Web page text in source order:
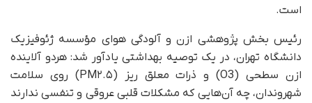
است.
رئیس بخش پژوهشی ازن و آلودگی هوای مؤسسه ژئوفیزیک
دانشگاه تهران، در یک توصیه بهداشتی یادآور شد: هردو آلاینده
ازن سطحی (O3) و ذرات معلق ریز (PM۲.۵) روی سلامت
شهروندان، چه آن‌هایی که مشکلات قلبی عروقی و تنفسی ندارند